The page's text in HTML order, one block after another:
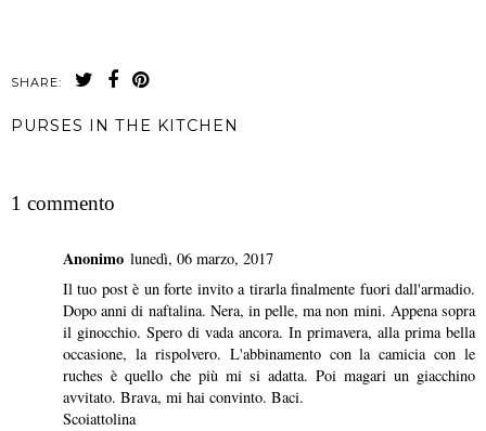
SHARE:
PURSES IN THE KITCHEN
1 commento
Anonimo lunedì, 06 marzo, 2017
Il tuo post è un forte invito a tirarla finalmente fuori dall'armadio.
Dopo anni di naftalina. Nera, in pelle, ma non mini. Appena sopra
il ginocchio. Spero di vada ancora. In primavera, alla prima bella
occasione, la rispolvero. L'abbinamento con la camicia con le
ruches è quello che più mi si adatta. Poi magari un giacchino
avvitato. Brava, mi hai convinto. Baci.
Scoiattolina